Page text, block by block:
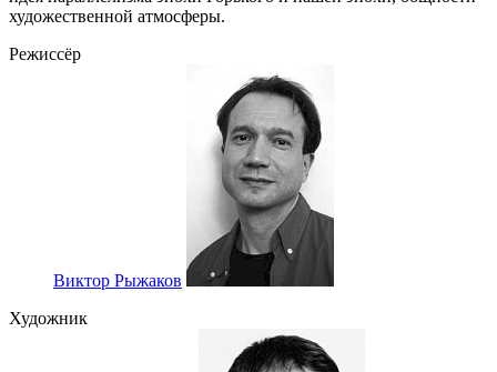
художественной атмосферы.
Режиссёр
Виктор Рыжаков
Художник